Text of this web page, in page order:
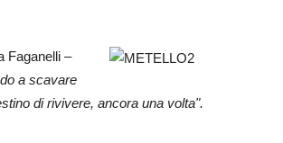
Faganelli –
a scavare
di rivivere, ancora una volta".